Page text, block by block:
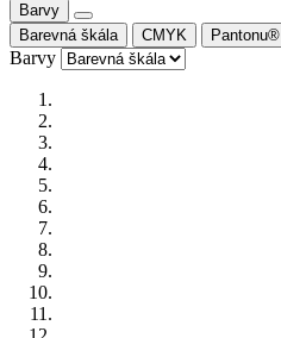
Barvy
Barevná škála
CMYK Pantonu®
Barvy